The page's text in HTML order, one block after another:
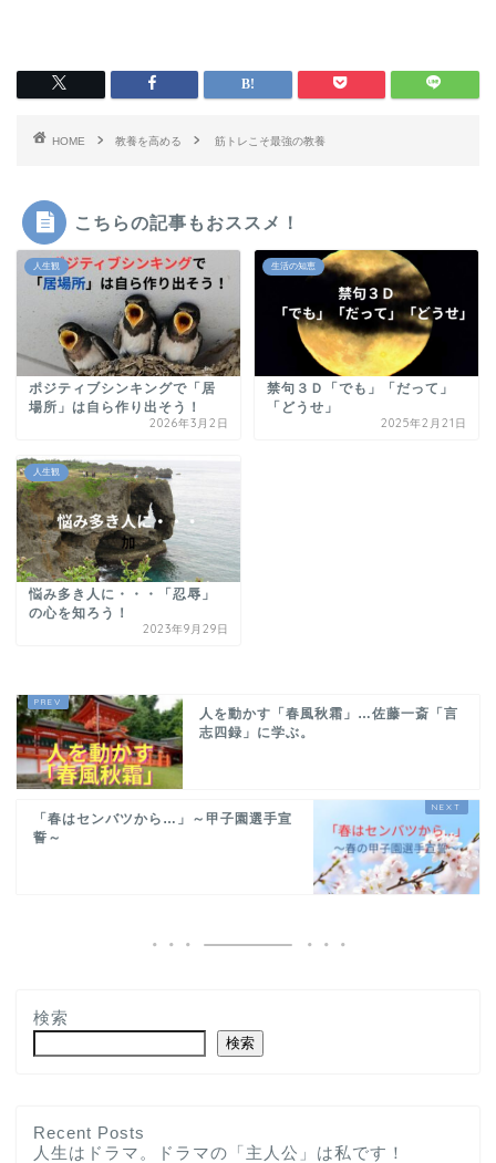
HOME 教養を高める 筋トレこそ最強の教養
こちらの記事もおススメ！
人生観
ポジティブシンキングで「居
場所」は自ら作り出そう！
2026年3月2日
生活の知恵
禁句３Ｄ「でも」「だって」
「どうせ」
2025年2月21日
人生観
悩み多き人に・・・「忍辱」
の心を知ろう！
2023年9月29日
人を動かす「春風秋霜」…佐藤一斎「言
志四録」に学ぶ。
「春はセンバツから…」～甲子園選手宣
誓～
検索
検索
Recent Posts
人生はドラマ。ドラマの「主人公」は私です！